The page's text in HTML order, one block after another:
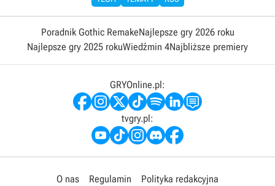
Poradnik Gothic RemakeNajlepsze gry 2026 roku
Najlepsze gry 2025 rokuWiedźmin 4Najbliższe premiery
GRYOnline.pl:
tvgry.pl:
O nas Regulamin
Polityka redakcyjna